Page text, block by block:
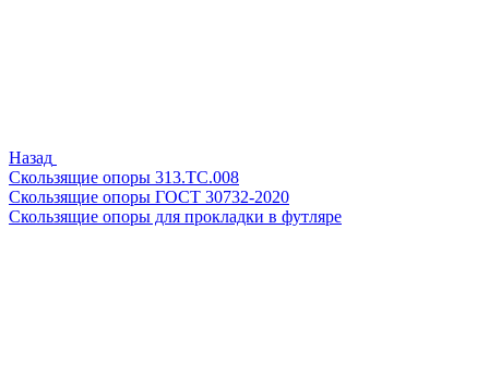
Назад
Скользящие опоры 313.ТС.008
Скользящие опоры ГОСТ 30732-2020
Скользящие опоры для прокладки в футляре